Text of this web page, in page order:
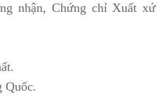
nhận, Chứng chỉ Xuất xứ